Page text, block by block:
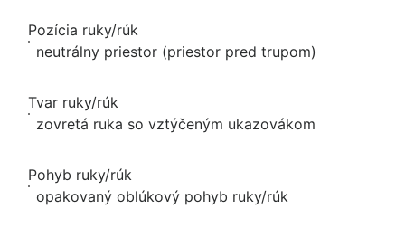
Pozícia ruky/rúk
neutrálny priestor (priestor pred trupom)
Tvar ruky/rúk
zovretá ruka so vztýčeným ukazovákom
Pohyb ruky/rúk
opakovaný oblúkový pohyb ruky/rúk